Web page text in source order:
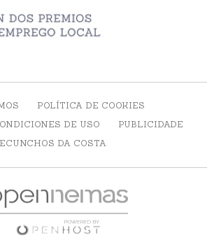
POLÍTICA DE COOKIES
DE USO
PUBLICIDADE
DA COSTA